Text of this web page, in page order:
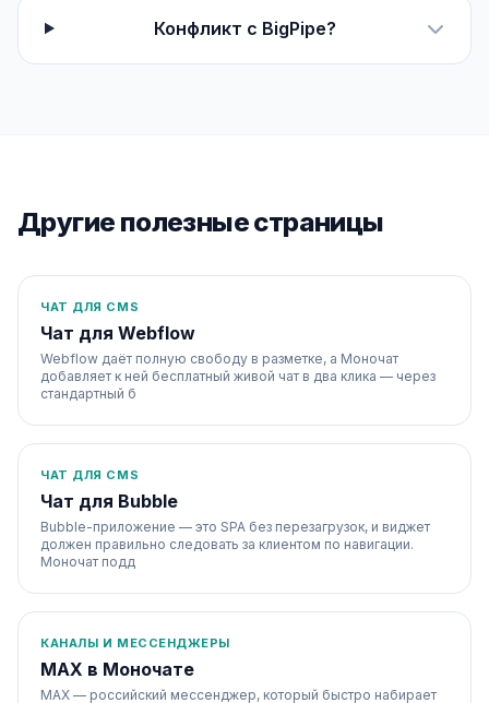
Конфликт с BigPipe?
Другие полезные страницы
ЧАТ ДЛЯ CMS
Чат для Webflow
Webflow даёт полную свободу в разметке, а Моночат
добавляет к ней бесплатный живой чат в два клика — через
стандартный б
ЧАТ ДЛЯ CMS
Чат для Bubble
Bubble-приложение — это SPA без перезагрузок, и виджет
должен правильно следовать за клиентом по навигации.
Моночат подд
КАНАЛЫ И МЕССЕНДЖЕРЫ
MAX в Моночате
MAX — российский мессенджер, который быстро набирает